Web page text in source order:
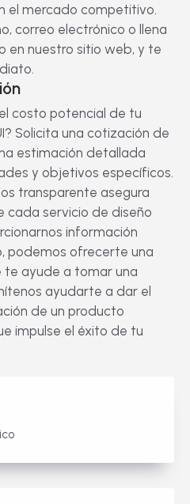
el mercado competitivo.
correo electrónico o llena
en nuestro sitio web, y te
costo potencial de tu
Solicita una cotización de
estimación detallada
y objetivos específicos.
transparente asegura
cada servicio de diseño
información
podemos ofrecerte una
ayude a tomar una
ayudarte a dar el
de un producto
impulse el éxito de tu